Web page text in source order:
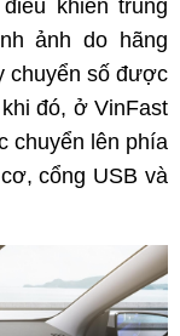
khiển trung
ảnh do hãng
chuyển số được
đó, ở VinFast
chuyển lên phía
cổng USB và